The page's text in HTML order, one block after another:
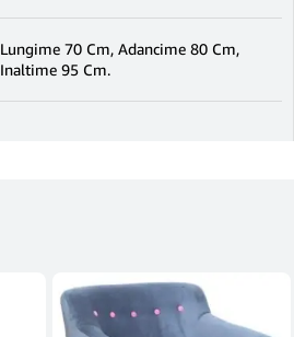
Lungime 70 Cm, Adancime 80 Cm,
Inaltime 95 Cm.